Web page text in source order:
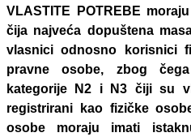
VLASTITE POTREBE
čija najveća dopuštena
vlasnici odnosno korisnici
pravne osobe, zbog
kategorije N2 i N3 čiji su
registrirani kao fizičke
osobe moraju imati